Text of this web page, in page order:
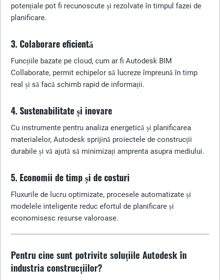
potențiale pot fi recunoscute și rezolvate în timpul fazei de
planificare.
3. Colaborare eficientă
Funcțiile bazate pe cloud, cum ar fi Autodesk BIM
Collaborate, permit echipelor să lucreze împreună în timp
real și să facă schimb rapid de informații.
4. Sustenabilitate și inovare
Cu instrumente pentru analiza energetică și planificarea
materialelor, Autodesk sprijină proiectele de construcții
durabile și vă ajută să minimizați amprenta asupra mediului.
5. Economii de timp și de costuri
Fluxurile de lucru optimizate, procesele automatizate și
modelele inteligente reduc efortul de planificare și
economisesc resurse valoroase.
Pentru cine sunt potrivite soluțiile Autodesk în
industria construcțiilor?